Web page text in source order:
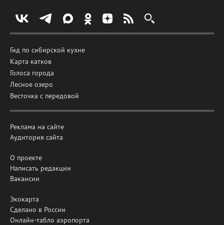
Гид по сибирской кухне
Карта катков
Голоса города
Лесное озеро
Весточка с передовой
Реклама на сайте
Аудитория сайта
О проекте
Написать редакции
Вакансии
Экокарта
Сделано в России
Онлайн-табло аэропорта